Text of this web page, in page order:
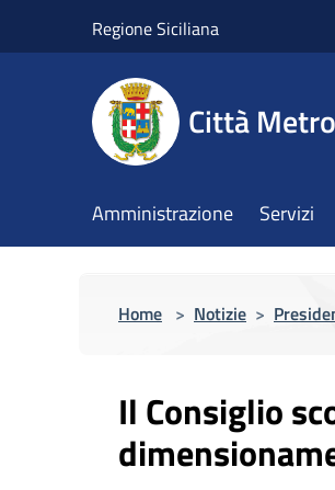
Regione Siciliana
Città
Amministrazione Servizi
Home > Notizie >
Il Consiglio